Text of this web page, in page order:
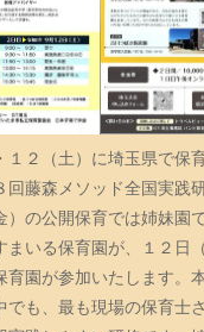
１２（土）に埼玉県で保
回藤森メソッド全国実践
）の公開保育では姉妹園
まいる保育園が、１２日
育園が参加いたします。
でも、最も現場の保育士